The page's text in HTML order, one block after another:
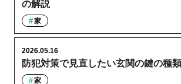
の解説
家
防犯対策で見直したい玄関の鍵の種
2026.05.16
家